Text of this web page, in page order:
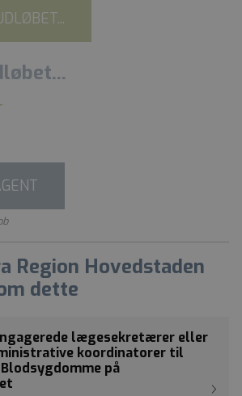
Region Hovedstaden
dette
lægesekretærer eller
koordinatorer til
på